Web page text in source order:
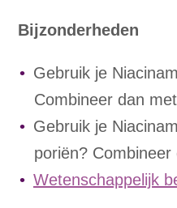
Bijzonderheden
Gebruik je
Combineer dan met
Gebruik je
poriën? Combineer
Wetenschappelijk